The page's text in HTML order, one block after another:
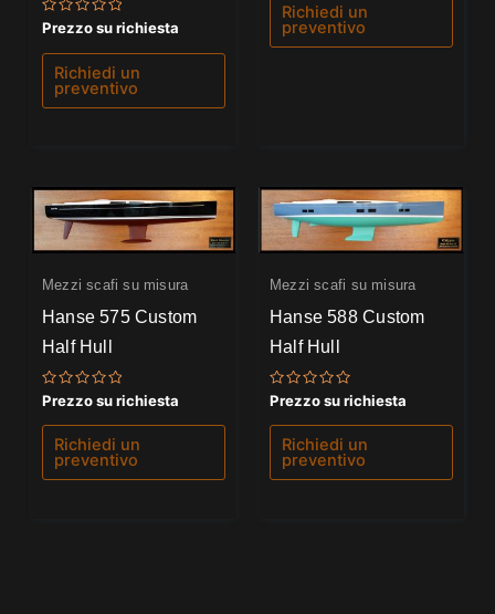
Valutato
0
su
Prezzo su richiesta
Richiedi un
preventivo
Richiedi un
preventivo
Mezzi scafi su misura
Hanse 575 Custom
Half Hull
Valutato
0
su
Prezzo su richiesta
Richiedi un
preventivo
Mezzi scafi su misura
Hanse 588 Custom
Half Hull
Valutato
0
su
Prezzo su richiesta
Richiedi un
preventivo